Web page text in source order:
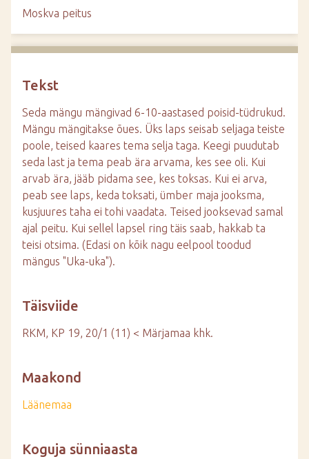
Moskva peitus
Tekst
Seda mängu mängivad 6-10-aastased poisid-tüdrukud.
Mängu mängitakse õues. Üks laps seisab seljaga teiste
poole, teised kaares tema selja taga. Keegi puudutab
seda last ja tema peab ära arvama, kes see oli. Kui
arvab ära, jääb pidama see, kes toksas. Kui ei arva,
peab see laps, keda toksati, ümber maja jooksma,
kusjuures taha ei tohi vaadata. Teised jooksevad samal
ajal peitu. Kui sellel lapsel ring täis saab, hakkab ta
teisi otsima. (Edasi on kõik nagu eelpool toodud
mängus "Uka-uka").
Täisviide
RKM, KP 19, 20/1 (11) < Märjamaa khk.
Maakond
Läänemaa
Koguja sünniaasta